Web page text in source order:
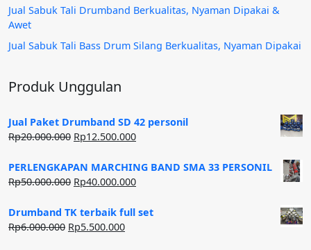
Jual Sabuk Tali Drumband Berkualitas, Nyaman Dipakai &
Awet
Jual Sabuk Tali Bass Drum Silang Berkualitas, Nyaman Dipakai
Produk Unggulan
Jual Paket Drumband SD 42 personil
Rp20.000.000 Harga
adalah:
Rp20.000.000.
Rp12.500.000Harga
ini
adalah:
PERLENGKAPAN MARCHING BAND SMA 33 PERSONIL
Rp50.000.000 Harga
adalah:
Rp50.000.000.
Rp40.000.000Harga
ini
Drumband TK terbaik full set
Rp6.000.000 Harga
Rp5.500.000Harga